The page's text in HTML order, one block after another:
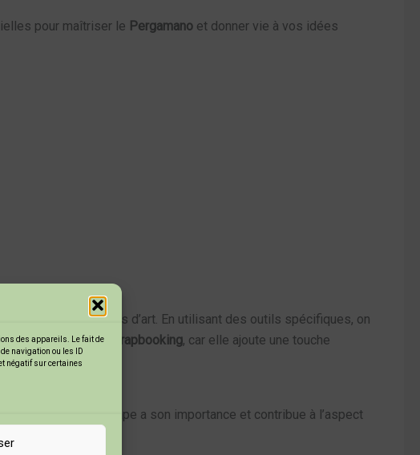
des appareils. Le fait de
navigation ou les ID
négatif sur certaines
pour maîtriser le Pergamano et donner vie à vos idées
véritables œuvres d’art. En utilisant des outils spécifiques, on
lacarterieet le scrapbooking, car elle ajoute une touche
Chaque étape a son importance et contribue à l’aspect